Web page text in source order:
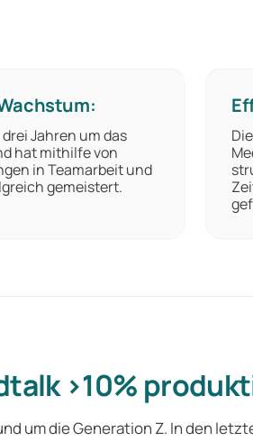
Jahren um das
hat mithilfe von
in Teamarbeit und
gemeistert.
>10%
um die Generation Z. In den